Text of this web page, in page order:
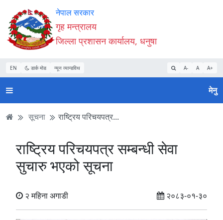
Accessibility
Mode
सुरु
गर्नुहोस्
सामाग्री
पढ्नुहाेस्
नेभिगेसन
पढ्नुहाेस्
वेबसाइट
खोजमा
जानुहोस्
नेपाल सरकार
गृह मन्त्रालय
जिल्ला प्रशासन कार्यालय, धनुषा
EN डार्क मोड न्यून व्यान्डविथ A- A A+
मेनु
सूचना राष्ट्रिय परिचयपत्र...
राष्ट्रिय परिचयपत्र सम्बन्धी सेवा
सुचारु भएको सूचना
२ महिना अगाडी २०८३-०१-३०